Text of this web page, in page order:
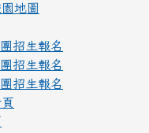
地圖
招生報名
招生報名
招生報名